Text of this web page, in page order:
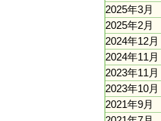
2025年3月
2025年2月
2024年12月
2024年11月
2023年11月
2023年10月
2021年9月